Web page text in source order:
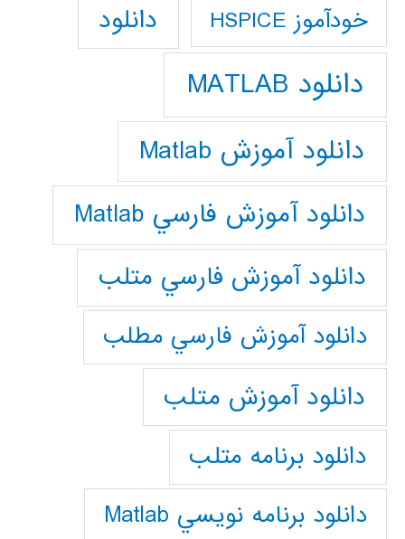
خودآموز HSPICE دانلود
دانلود MATLAB
دانلود آموزش Matlab
دانلود آموزش فارسي Matlab
دانلود آموزش فارسي متلب
دانلود آموزش فارسي مطلب
دانلود آموزش متلب
دانلود برنامه متلب
دانلود برنامه نويسي Matlab